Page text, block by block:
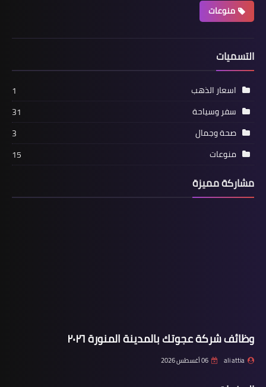
منوعات
التسميات
اسعار الذهب
1
سفر وسياحة
31
صحة وجمال
3
منوعات
15
مشاركة مميزة
وظائف شركة عجوتك بالمدينة المنورة ٢٠٢٦
ali attia 06 أغسطس 2026